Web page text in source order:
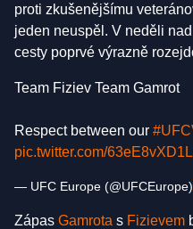
proti zkušenějšímu
jeden neuspěl. V neděli
cesty poprvé výrazně
Team Fiziev Team Gamrot
Respect between our
pic.twitter.com/63eE8vXD1L
— UFC Europe (@UFCEurope)
Zápas Gamrota s Fizievem